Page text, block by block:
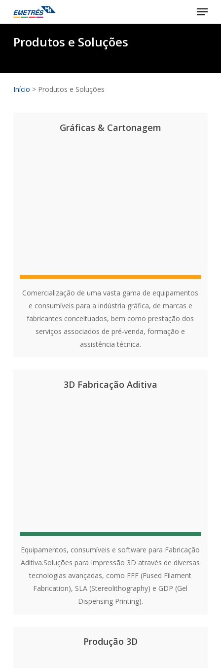
content
Menu
Produtos e Soluções
Início > Produtos e Soluções
Gráficas & Cartonagem
Comercialização de uma vasta gama de equipamentos
e consumíveis para a indústria gráfica, de marcas e
fabricantes conceituados, bem como prestação dos
serviços associados de pré-venda, formação e
assistência técnica.
3D Fabricação Aditiva
Equipamentos, consumíveis e software para Fabricação
Aditiva.Soluções para Impressão 3D através de diversas
tecnologias avançadas, como FFF (Fused Filament
Fabrication), SLA (Stereolithography) e GDP (Gel
Dispensing Printing).
Produção 3D